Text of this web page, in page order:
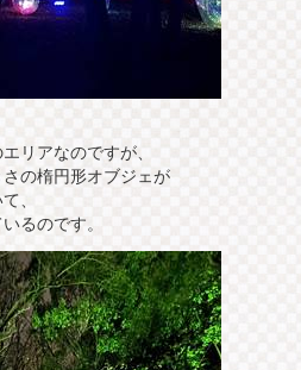
リアなのですが、
の楕円形オブジェが
、
るのです。